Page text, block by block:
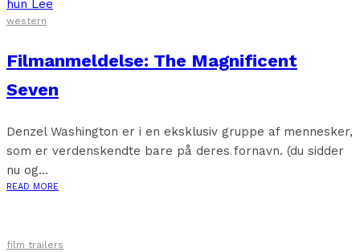
western
Filmanmeldelse: The Magnificent
Seven
Denzel Washington er i en eksklusiv gruppe af mennesker,
som er verdenskendte bare på deres fornavn. (du sidder
nu og...
READ MORE
film trailers